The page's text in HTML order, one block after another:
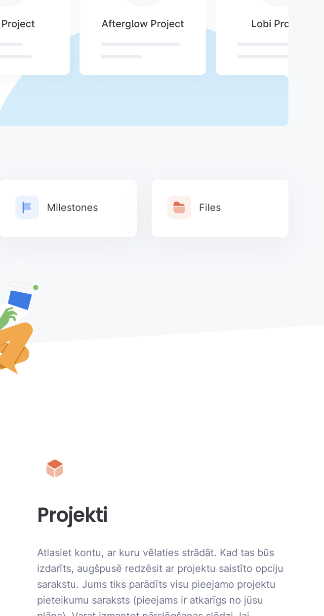
Milestones Files
Projekti
Atlasiet kontu, ar kuru vēlaties strādāt. Kad tas būs
izdarīts, augšpusē redzēsit ar projektu saistīto opciju
sarakstu. Jums tiks parādīts visu pieejamo projektu
pieteikumu saraksts (pieejams ir atkarīgs no jūsu